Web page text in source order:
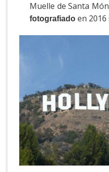
Muelle de Santa
fotografiadoen 2016